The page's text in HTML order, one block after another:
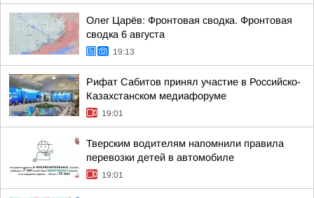
Олег Царёв: Фронтовая сводка. Фронтовая
сводка 6 августа
19:13
Рифат Сабитов принял участие в Российско-
Казахстанском медиафоруме
19:01
Тверским водителям напомнили правила
перевозки детей в автомобиле
19:01